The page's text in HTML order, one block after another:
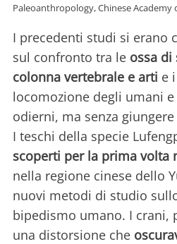
Paleoanthropology, Chinese Academy
I precedenti studi si erano
sul confronto tra le ossa di
colonna vertebrale e arti e
locomozione degli umani
odierni, ma senza
I teschi della specie
scoperti per la prima volta
nella regione cinese dello
nuovi metodi di studio
bipedismo umano. I crani,
una distorsione che